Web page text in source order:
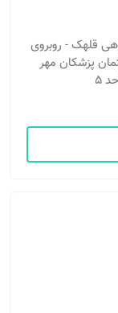
قلهک - روبروی
پزشکان مهر